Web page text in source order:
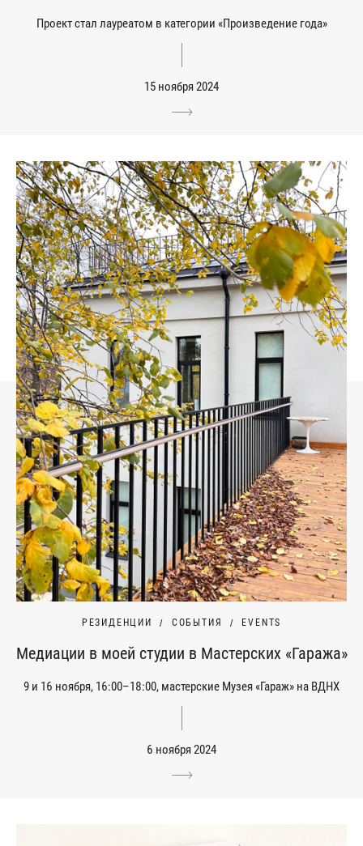
Проект стал лауреатом в категории «Произведение года»
15 ноября 2024
РЕЗИДЕНЦИИ СОБЫТИЯ EVENTS
Медиации в моей студии в Мастерских «Гаража»
9 и 16 ноября, 16:00–18:00, мастерские Музея «Гараж» на ВДНХ
6 ноября 2024